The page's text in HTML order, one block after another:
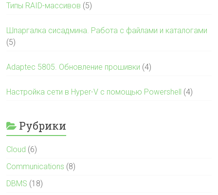
Типы RAID-массивов (5)
Шпаргалка сисадмина. Работа с файлами и каталогами
(5)
Adaptec 5805. Обновление прошивки (4)
Настройка сети в Hyper-V с помощью Powershell (4)
Рубрики
Cloud (6)
Communications (8)
DBMS (18)